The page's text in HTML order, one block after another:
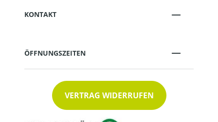
KONTAKT
ÖFFNUNGSZEITEN
VERTRAG WIDERRUFEN